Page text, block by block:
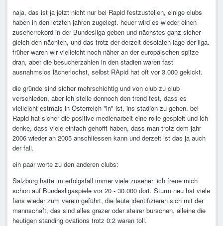
naja, das ist ja jetzt nicht nur bei Rapid festzustellen, einige clubs
haben in den letzten jahren zugelegt. heuer wird es wieder einen
zuseherrekord in der Bundesliga geben und nächstes ganz sicher
gleich den nächten, und das trotz der derzeit desolaten lage der liga.
früher waren wir vielleicht noch näher an der europäischen spitze
dran, aber die besucherzahlen in den stadien waren fast
ausnahmslos lächerlochst, selbst RApid hat oft vor 3.000 gekickt.
die gründe sind sicher mehrschichtig und von club zu club
verschieden, aber ich stelle dennoch den trend fest, dass es
vielleicht estmals in Österreich "in" ist, ins stadion zu gehen. bei
Rapid hat sicher die positive medienarbeit eine rolle gespielt und ich
denke, dass viele einfach gehofft haben, dass man trotz dem jahr
2006 wieder an 2005 anschliessen kann und derzeit ist das ja auch
der fall.
ein paar worte zu den anderen clubs:
Salzburg hatte im erfolgsfall immer viele zuseher, ich freue mich
schon auf Bundesligaspiele vor 20 - 30.000 dort. Sturm neu hat viele
fans wieder zum verein geführt, die leute identifizieren sich mit der
mannschaft, das sind alles grazer oder steirer burschen, alleine die
heutigen standing ovations trotz 0:2 waren toll.